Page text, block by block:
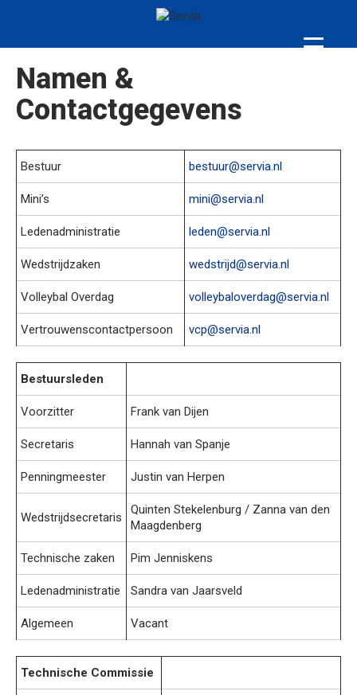
Namen &
Contactgegevens
Bestuur bestuur@servia.nl
Mini’s mini@servia.nl
Ledenadministratie leden@servia.nl
Wedstrijdzaken wedstrijd@servia.nl
Volleybal Overdag volleybaloverdag@servia.nl
Vertrouwenscontactpersoon vcp@servia.nl
Bestuursleden
Voorzitter Frank van Dijen
Secretaris Hannah van Spanje
Penningmeester Justin van Herpen
Wedstrijdsecretaris
Quinten Stekelenburg / Zanna van den
Maagdenberg
Technische zaken Pim Jenniskens
Ledenadministratie Sandra van Jaarsveld
Algemeen Vacant
Technische Commissie